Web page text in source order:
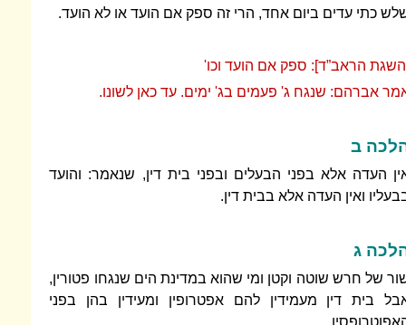
כתי עדים ביום אחד, הרי זה ספק אם הועד או לא הועד.
הראב”ד]: ספק אם הועד וכו'
אברהם: שנגח ג' פעמים בג' ימים. עד כאן לשונו.
ב
העדה אלא בפני הבעלים ובפני בית דין, שנאמר: והועד
ואין העדה אלא בבית דין.
ג
של חרש שוטה וקטן ומי שהוא במדינת הים שנגחו פטורין,
בית דין מעמידין להם אפטרופין ומעידין בהן בפני